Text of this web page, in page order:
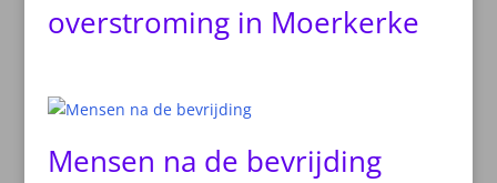
overstroming in Moerkerke
Mensen na de bevrijding